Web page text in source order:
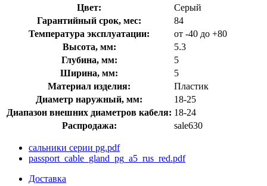
Цвет:
Серый
Гарантийный срок, мес:
84
Температура эксплуатации:
от -40 до +80
Высота, мм:
5.3
Глубина, мм:
5
Ширина, мм:
5
Материал изделия:
Пластик
Диаметр наружный, мм:
18-25
Диапазон внешних диаметров кабеля: 18-24
Распродажа:
sale630
сальники серии pg.pdf
passport_cable_gland_pg_a5_rus_red.pdf
Доставка